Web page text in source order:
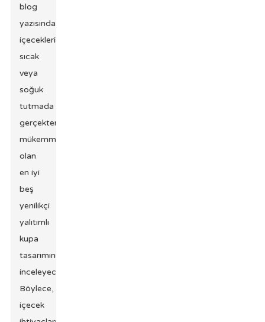
blog
yazısında,
içeceklerinizi
sıcak
veya
soğuk
tutmada
gerçekten
mükemmel
olan
en iyi
beş
yenilikçi
yalıtımlı
kupa
tasarımını
inceleyeceğiz.
Böylece,
içecek